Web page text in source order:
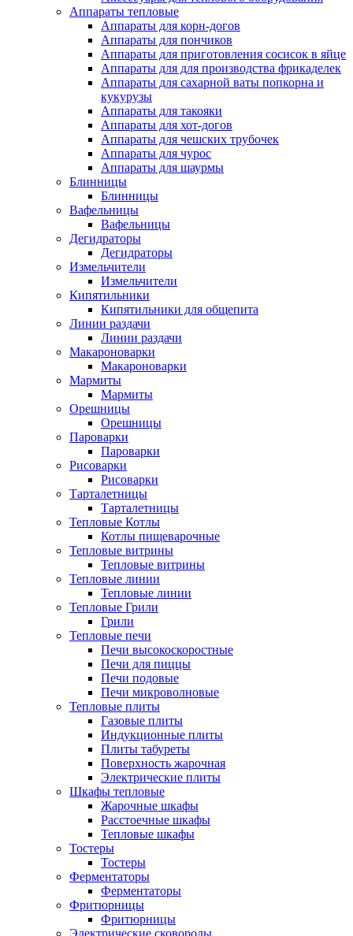
Аппараты тепловые
Аппараты для корн-догов
Аппараты для пончиков
Аппараты для приготовления сосисок в яйце
Аппараты для для производства фрикаделек
Аппараты для сахарной ваты попкорна и
кукурузы
Аппараты для такояки
Аппараты для хот-догов
Аппараты для чешских трубочек
Аппараты для чурос
Аппараты для шаурмы
Блинницы
Блинницы
Вафельницы
Вафельницы
Дегидраторы
Дегидраторы
Измельчители
Измельчители
Кипятильники
Кипятильники для общепита
Линии раздачи
Линии раздачи
Макароноварки
Макароноварки
Мармиты
Мармиты
Орешницы
Орешницы
Пароварки
Пароварки
Рисоварки
Рисоварки
Тарталетницы
Тарталетницы
Тепловые Котлы
Котлы пищеварочные
Тепловые витрины
Тепловые витрины
Тепловые линии
Тепловые линии
Тепловые Грили
Грили
Тепловые печи
Печи высокоскоростные
Печи для пиццы
Печи подовые
Печи микроволновые
Тепловые плиты
Газовые плиты
Индукционные плиты
Плиты табуреты
Поверхность жарочная
Электрические плиты
Шкафы тепловые
Жарочные шкафы
Расстоечные шкафы
Тепловые шкафы
Тостеры
Тостеры
Ферментаторы
Ферментаторы
Фритюрницы
Фритюрницы
Электрические сковороды